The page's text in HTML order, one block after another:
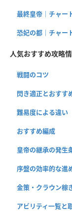
最終皇帝｜チャー
恐妃の都｜チャー
人気おすすめ攻略
戦闘のコツ
閃き適正とおすす
難易度による違い
おすすめ編成
皇帝の継承の発生
序盤の効率的な進
金策・クラウン稼
アビリティ一覧と